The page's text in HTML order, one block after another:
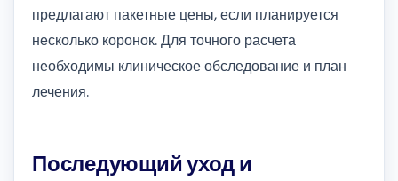
предлагают пакетные цены, если планируется
несколько коронок. Для точного расчета
необходимы клиническое обследование и план
лечения.
Последующий уход и